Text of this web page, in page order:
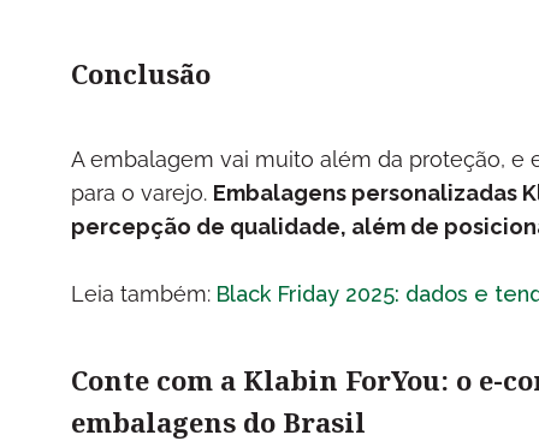
Conclusão
A embalagem vai muito além da proteção, e
para o varejo. Embalagens personalizadas
percepção de qualidade, além de
Leia também: Black Friday 2025: dados e
Conte com a Klabin ForYou: o e-
embalagens do Brasil